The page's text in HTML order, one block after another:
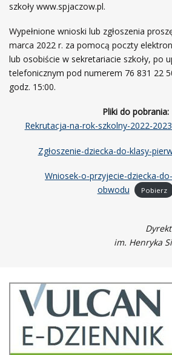
szkoły www.spjaczow.pl.
Wypełnione wnioski lub zgłoszenia
marca 2022 r. za pomocą poczty
lub osobiście w sekretariacie szkoły, po
telefonicznym pod numerem 76 831 22
godz. 15:00.
Pliki do pobrania:
Rekrutacja-na-rok-szkolny-2022-
Zgłoszenie-dziecka-do-klasy-
Wniosek-o-przyjecie-dziecka-
obwodu
Pobierz
im. Henryka